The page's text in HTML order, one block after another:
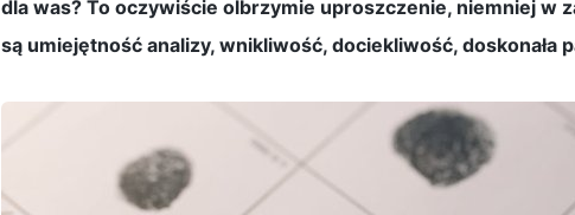
dla was? To oczywiście olbrzymie uproszczenie, niemniej w
są umiejętność analizy, wnikliwość, dociekliwość, doskonała